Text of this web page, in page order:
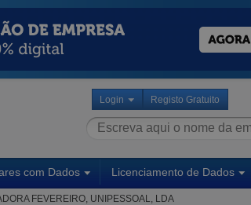
Login Registo Gratuito
com Dados Licenciamento de Dados
FEVEREIRO, UNIPESSOAL, LDA